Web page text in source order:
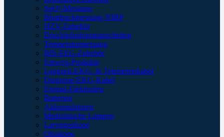
SpO²-Messung
Blutdruckmessung NIBP
HZV-Zubehör
Druckinfusionsmanschetten
Temperaturmessung
BIS-EEG-Zubehör
Einweg-Produkte
Langzeit-EKG- & Telemetriekabel
Diagnose-EKG-Kabel
Einmal-Elektroden
Batterien
Akkumulatoren
Medizinische Lampen
Laryngoskope
Otoskope